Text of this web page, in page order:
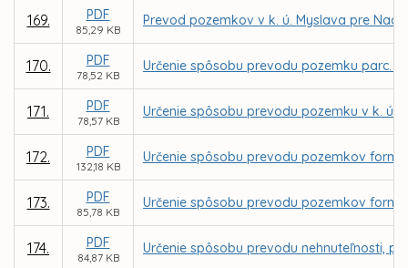
169. PDF
85,29 KB
Prevod pozemkov v k. ú. Myslava pre
170. PDF
78,52 KB
Určenie spôsobu prevodu pozemku parc.
171. PDF
78,57 KB
Určenie spôsobu prevodu pozemku v k. ú.
172. PDF
132,18 KB
Určenie spôsobu prevodu pozemkov
173. PDF
85,78 KB
Určenie spôsobu prevodu pozemkov
174. PDF
84,87 KB
Určenie spôsobu prevodu nehnuteľnosti,